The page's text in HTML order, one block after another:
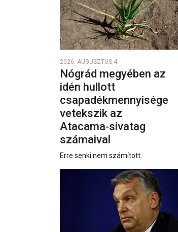
2026. AUGUSZTUS 4.
Nógrád megyében az
idén hullott
csapadékmennyisége
vetekszik az
Atacama‑sivatag
számaival
Erre senki nem számított.